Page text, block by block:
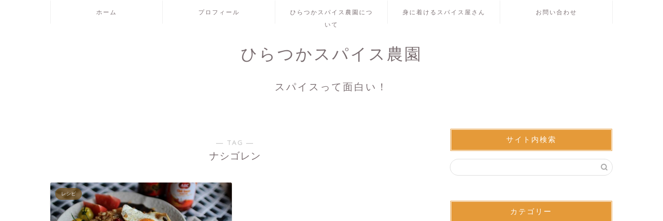
ホーム プロフィール
ひらつかスパイス農園につ
いて
身に着けるスパイス屋さん お問い合わせ
ひらつかスパイス農園
スパイスって面白い！
― TAG ―
ナシゴレン
レシピ
サイト内検索
カテゴリー